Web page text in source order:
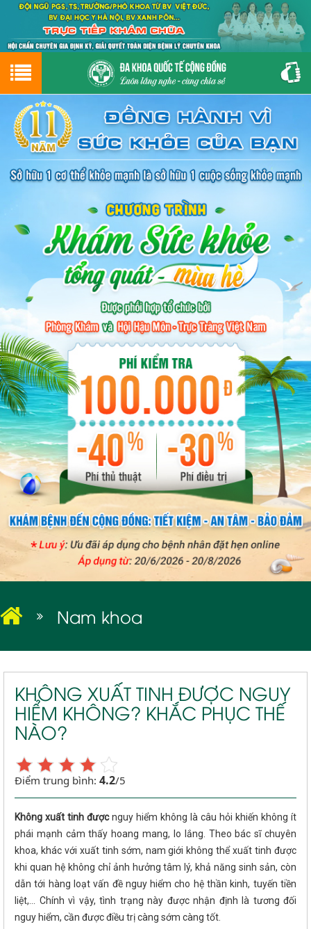
Hotline0243.9656.999tư vấn miễn phí
GIỚI THIỆU
GIỚI THIỆU VỀ PHÒNG KHÁM
CƠ SỞ VẬT CHẤT
ĐẶT HẸN LỊCH KHÁM
ĐƯỜNG TỚI PHÒNG KHÁM
PHỤ KHOA
BỆNH HẬU MÔN
BỆNH XÃ HỘI
Nam khoa
KHÔNG XUẤT TINH ĐƯỢC NGUY
HIỂM KHÔNG? KHẮC PHỤC THẾ
NÀO?
Điểm trung bình: 4.2/5
Không xuất tinh đượcnguy hiểm không là câu hỏi khiến không ít
phái mạnh cảm thấy hoang mang, lo lắng. Theo bác sĩ chuyên
khoa, khác với xuất tinh sớm, nam giới không thể xuất tinh được
khi quan hệ không chỉ ảnh hưởng tâm lý, khả năng sinh sản, còn
dẫn tới hàng loạt vấn đề nguy hiểm cho hệ thần kinh, tuyến tiền
liệt,... Chính vì vậy, tình trạng này được nhận định là tương đối
nguy hiểm, cần được điều trị càng sớm càng tốt.